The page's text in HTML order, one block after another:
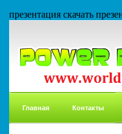
презентация скачать
Главная Контакты